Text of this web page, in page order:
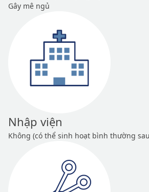
Gây mê ngủ
Nhập viện
Không (có thể sinh hoạt bình thường